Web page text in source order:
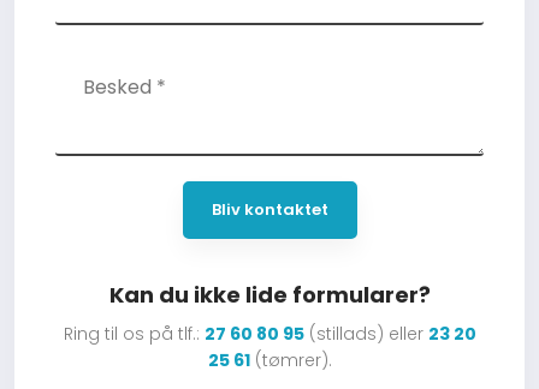
​Kan du ikke lide formularer?
Ring til os på tlf.: 27 60 80 95(stillads) eller 23 20
25 61(tømrer).